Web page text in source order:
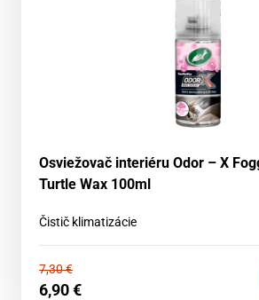
Osviežovač interiéru Odor – X
Turtle Wax 100ml
Čistič klimatizácie
7,30€
6,90€